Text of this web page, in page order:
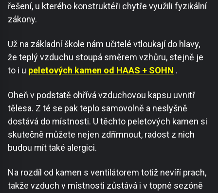
řešení, u kterého konstruktéři chytře využili fyzikální
zákony.
Už na základní škole nám učitelé vtloukají do hlavy,
že teplý vzduchu stoupá směrem vzhůru, stejně je
to i u peletových kamen od HAAS + SOHN .
Oheň v podstatě ohřívá vzduchovou kapsu uvnitř
tělesa. Z té se pak teplo samovolně a neslyšně
dostává do místnosti. U těchto peletových kamen si
skutečně můžete nejen zdřímnout, radost z nich
budou mít také alergici.
Na rozdíl od kamen s ventilátorem totiž nevíří prach,
takže vzduch v místnosti zůstává i v topné sezóně